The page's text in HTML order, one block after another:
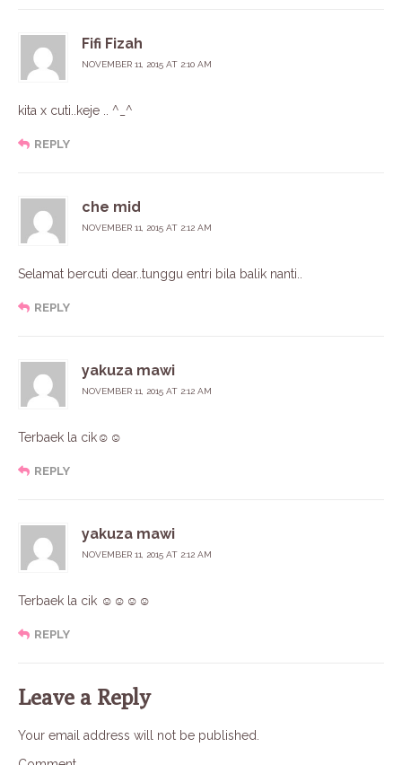
Fifi Fizah
NOVEMBER 11, 2015 AT 2:10 AM
kita x cuti..keje .. ^_^
REPLY
che mid
NOVEMBER 11, 2015 AT 2:12 AM
Selamat bercuti dear..tunggu entri bila balik nanti..
REPLY
yakuza mawi
NOVEMBER 11, 2015 AT 2:12 AM
Terbaek la cik☺☺
REPLY
yakuza mawi
NOVEMBER 11, 2015 AT 2:12 AM
Terbaek la cik ☺☺☺☺
REPLY
Leave a Reply
Your email address will not be published.